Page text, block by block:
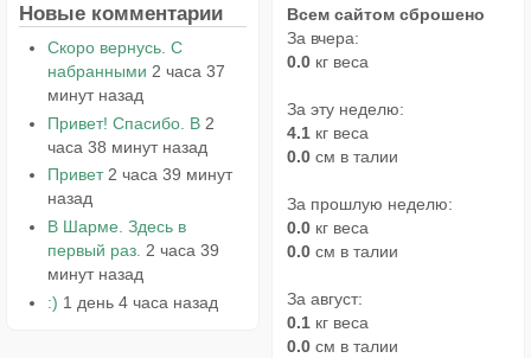
Новые комментарии
Скоро вернусь. С
набранными 2 часа 37
минут назад
Привет! Спасибо. В 2
часа 38 минут назад
Привет 2 часа 39 минут
назад
В Шарме. Здесь в
первый раз. 2 часа 39
минут назад
:) 1 день 4 часа назад
Всем сайтом сброшено
За вчера:
0.0 кг веса
За эту неделю:
4.1 кг веса
0.0 см в талии
За прошлую неделю:
0.0 кг веса
0.0 см в талии
За август:
0.1 кг веса
0.0 см в талии